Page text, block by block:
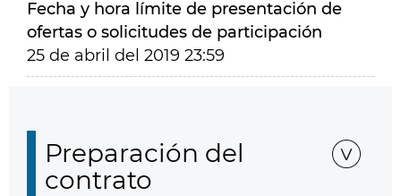
Fecha y hora límite de presentación de
ofertas o solicitudes de participación
25 de abril del 2019 23:59
Preparación del
contrato